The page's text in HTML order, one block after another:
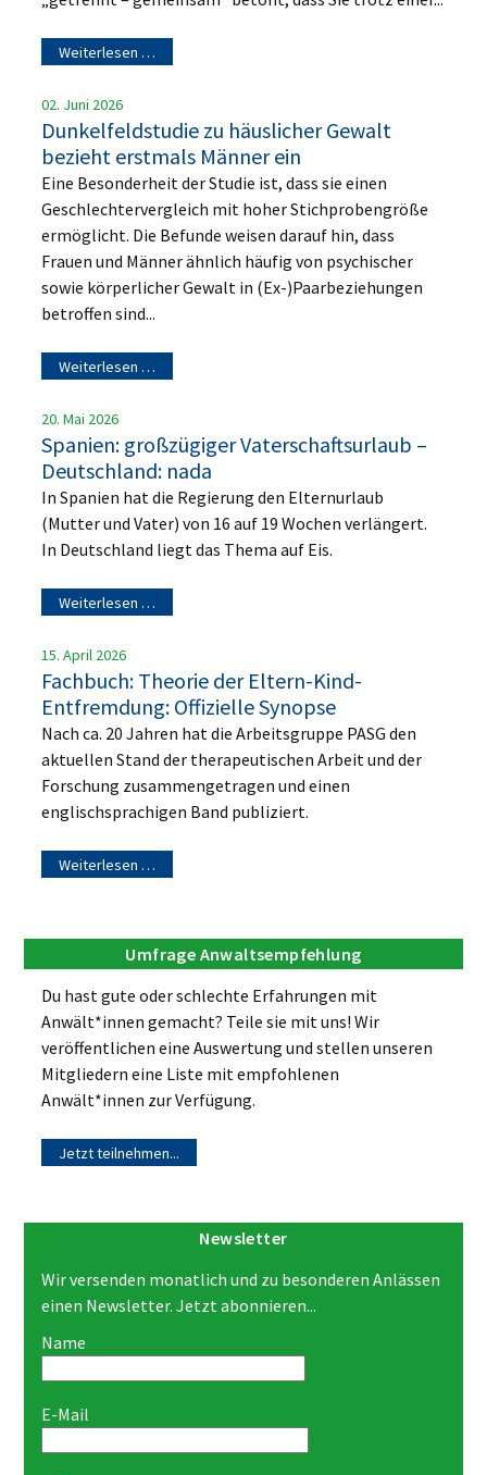
Weiterlesen …
02. Juni 2026
Dunkelfeldstudie zu häuslicher Gewalt
bezieht erstmals Männer ein
Eine Besonderheit der Studie ist, dass sie einen
Geschlechtervergleich mit hoher Stichprobengröße
ermöglicht. Die Befunde weisen darauf hin, dass
Frauen und Männer ähnlich häufig von psychischer
sowie körperlicher Gewalt in (Ex-)Paarbeziehungen
betroffen sind...
Weiterlesen …
20. Mai 2026
Spanien: großzügiger Vaterschaftsurlaub –
Deutschland: nada
In Spanien hat die Regierung den Elternurlaub
(Mutter und Vater) von 16 auf 19 Wochen verlängert.
In Deutschland liegt das Thema auf Eis.
Weiterlesen …
15. April 2026
Fachbuch: Theorie der Eltern-Kind-
Entfremdung: Offizielle Synopse
Nach ca. 20 Jahren hat die Arbeitsgruppe PASG den
aktuellen Stand der therapeutischen Arbeit und der
Forschung zusammengetragen und einen
englischsprachigen Band publiziert.
Weiterlesen …
Umfrage Anwaltsempfehlung
Du hast gute oder schlechte Erfahrungen mit
Anwält*innen gemacht? Teile sie mit uns! Wir
veröffentlichen eine Auswertung und stellen unseren
Mitgliedern eine Liste mit empfohlenen
Anwält*innen zur Verfügung.
Jetzt teilnehmen...
Newsletter
Wir versenden monatlich und zu besonderen Anlässen
einen Newsletter. Jetzt abonnieren...
Name
E-Mail